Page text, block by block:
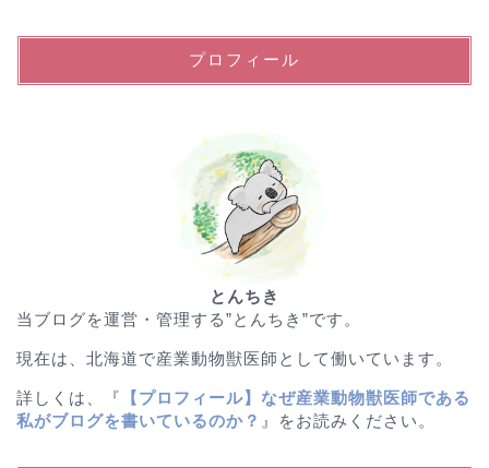
プロフィール
とんちき
当ブログを運営・管理する”とんちき”です。
現在は、北海道で産業動物獣医師として働いています。
詳しくは、『
【プロフィール】なぜ産業動物獣医師である
私がブログを書いているのか？ 』をお読みください。